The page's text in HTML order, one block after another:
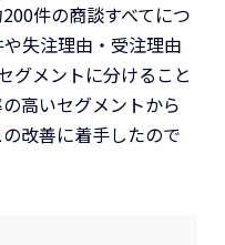
件の商談すべてにつ
失注理由・受注理由
グメントに分けること
高いセグメントから
改善に着手したので